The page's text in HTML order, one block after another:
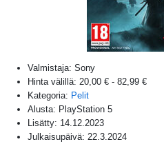
Valmistaja: Sony
Hinta välillä: 20,00 € - 82,99 €
Kategoria: Pelit
Alusta: PlayStation 5
Lisätty: 14.12.2023
Julkaisupäivä: 22.3.2024